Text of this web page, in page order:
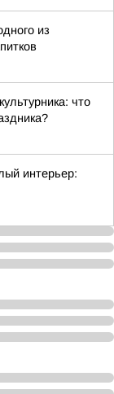
из
что
интерьер: